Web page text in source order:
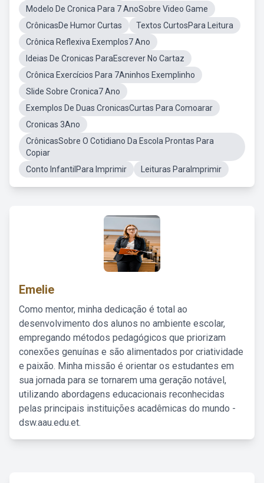
Modelo De Cronica Para 7 AnoSobre Video Game
CrônicasDe Humor Curtas
Textos CurtosPara Leitura
Crônica Reflexiva Exemplos7 Ano
Ideias De Cronicas ParaEscrever No Cartaz
Crônica Exercícios Para 7Aninhos Exemplinho
Slide Sobre Cronica7 Ano
Exemplos De Duas CronicasCurtas Para Comoarar
Cronicas 3Ano
CrônicasSobre O Cotidiano Da Escola Prontas Para
Copiar
Conto InfantilPara Imprimir
Leituras ParaImprimir
Emelie
Como mentor, minha dedicação é total ao
desenvolvimento dos alunos no ambiente escolar,
empregando métodos pedagógicos que priorizam
conexões genuínas e são alimentados por criatividade
e paixão. Minha missão é orientar os estudantes em
sua jornada para se tornarem uma geração notável,
utilizando abordagens educacionais reconhecidas
pelas principais instituições acadêmicas do mundo -
dsw.aau.edu.et.